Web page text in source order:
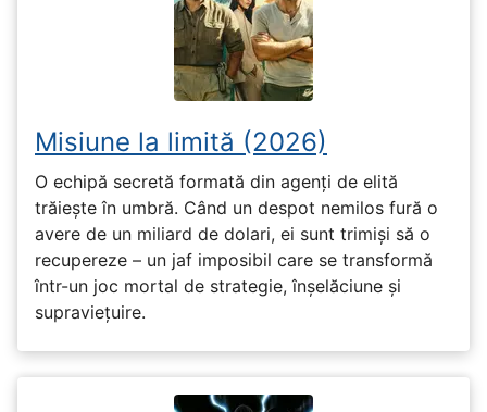
Misiune la limită (2026)
O echipă secretă formată din agenți de elită
trăiește în umbră. Când un despot nemilos fură o
avere de un miliard de dolari, ei sunt trimiși să o
recupereze – un jaf imposibil care se transformă
într-un joc mortal de strategie, înșelăciune și
supraviețuire.